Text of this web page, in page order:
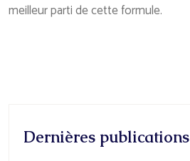
meilleur parti de cette formule.
Dernières publications